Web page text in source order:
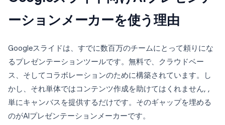
ーションメーカーを使う理由
Googleスライドは、すでに数百万のチームにとって頼りにな
るプレゼンテーションツールです。無料で、クラウドベー
ス、そしてコラボレーションのために構築されています。し
かし、それ単体ではコンテンツ作成を助けてはくれません, ,
単にキャンバスを提供するだけです。そのギャップを埋める
のがAIプレゼンテーションメーカーです。